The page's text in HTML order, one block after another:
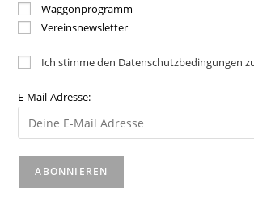
Waggonprogramm
Vereinsnewsletter
Ich stimme den Datenschutzbedingungen
E-Mail-Adresse: